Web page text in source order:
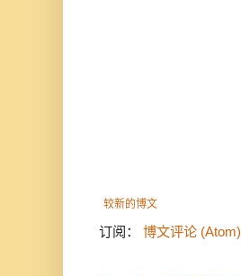
较新的博文
订阅： 博文评论 (Atom)